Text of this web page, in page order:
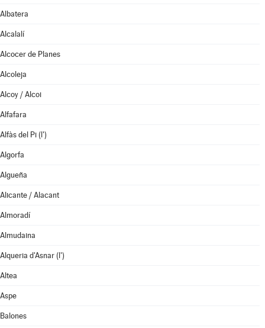
Albatera
Alcalalí
Alcocer de Planes
Alcoleja
Alcoy / Alcoi
Alfafara
Alfàs del Pi (l')
Algorfa
Algueña
Alicante / Alacant
Almoradí
Almudaina
Alqueria d'Asnar (l')
Altea
Aspe
Balones